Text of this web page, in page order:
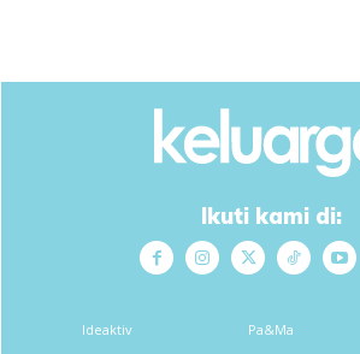
Anda mungkin berminat
Ikuti kami di:
Ideaktiv Pa&Ma